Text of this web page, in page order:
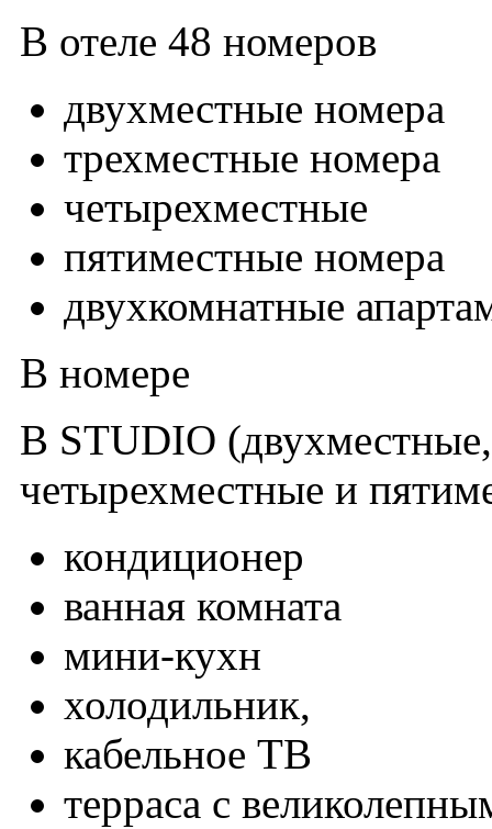
В отеле 48 номеров
двухместные номера
трехместные номера
четырехместные
пятиместные номера
двухкомнатные
В номере
В STUDIO
четырехместные и
кондиционер
ванная комната
мини-кухн
холодильник,
кабельное ТВ
терраса с